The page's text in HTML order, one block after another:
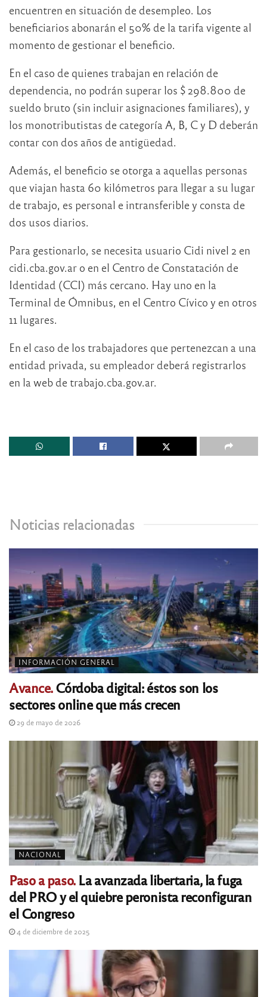
encuentren en situación de desempleo. Los
beneficiarios abonarán el 50% de la tarifa vigente al
momento de gestionar el beneficio.
En el caso de quienes trabajan en relación de
dependencia, no podrán superar los $ 298.800 de
sueldo bruto (sin incluir asignaciones familiares), y
los monotributistas de categoría A, B, C y D deberán
contar con dos años de antigüedad.
Además, el beneficio se otorga a aquellas personas
que viajan hasta 60 kilómetros para llegar a su lugar
de trabajo, es personal e intransferible y consta de
dos usos diarios.
Para gestionarlo, se necesita usuario Cidi nivel 2 en
cidi.cba.gov.ar o en el Centro de Constatación de
Identidad (CCI) más cercano. Hay uno en la
Terminal de Ómnibus, en el Centro Cívico y en otros
11 lugares.
En el caso de los trabajadores que pertenezcan a una
entidad privada, su empleador deberá registrarlos
en la web de trabajo.cba.gov.ar.
Noticias relacionadas
INFORMACIÓN GENERAL
Avance.Córdoba digital: éstos son los
sectores online que más crecen
29 de mayo de 2026
NACIONAL
Paso a paso.La avanzada libertaria, la fuga
del PRO y el quiebre peronista reconfiguran
el Congreso
4 de diciembre de 2025